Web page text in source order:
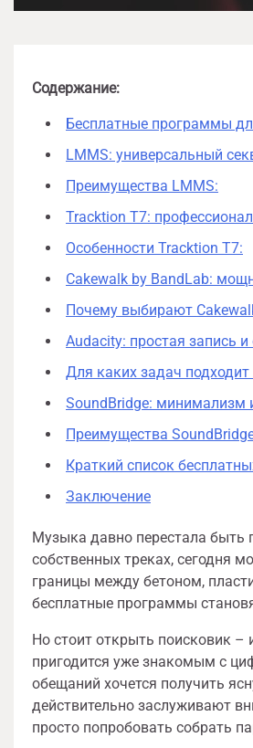
Содержание:
Бесплатные программы
LMMS: универсальный
Преимущества LMMS:
Tracktion T7:
Особенности Tracktion T7:
Cakewalk by BandLab:
Почему выбирают
Audacity: простая запись
Для каких задач подходит
SoundBridge: минимализм
Преимущества
Краткий список
Заключение
Музыка давно перестала быть
собственных треках, сегодня
границы между бетоном,
бесплатные программы
Но стоит открыть поисковик –
пригодится уже знакомым с
обещаний хочется получить
действительно заслуживают
просто попробовать собрать